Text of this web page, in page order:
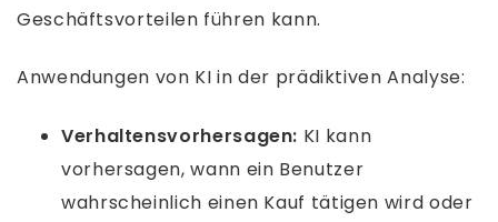
Geschäftsvorteilen führen kann.
Anwendungen von KI in der prädiktiven Analyse:
Verhaltensvorhersagen: KI kann
vorhersagen, wann ein Benutzer
wahrscheinlich einen Kauf tätigen wird oder